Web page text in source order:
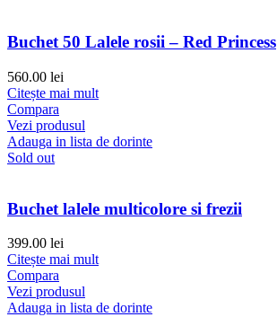
Buchet 50 Lalele rosii – Red Princess
560.00 lei
Citește mai mult
Compara
Vezi produsul
Adauga in lista de dorinte
Sold out
Buchet lalele multicolore si frezii
399.00 lei
Citește mai mult
Compara
Vezi produsul
Adauga in lista de dorinte